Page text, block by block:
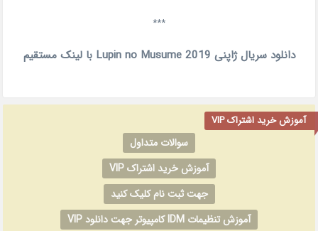
***
دانلود سریال ژاپنی Lupin no Musume 2019 با لینک مستقیم
آموزش خرید اشتراک VIP
سوالات متداول
آموزش خرید اشتراک VIP
جهت ثبت نام کلیک کنید
آموزش تنظیمات IDM کامپیوتر جهت دانلود VIP